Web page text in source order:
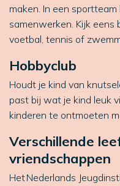
maken. In een
samenwerken. Kijk eens
voetbal, tennis of
Hobbyclub
Houdt je kind van
past bij wat je kind leuk
kinderen te ontmoeten
Verschillende
vriendschappen
Het Nederlands